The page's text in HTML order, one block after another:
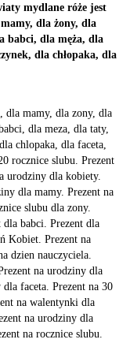
mydlane róże jest
dla żony, dla
babci, dla męża, dla
dla chłopaka, dla
dla mamy, dla zony, dla
dla meza, dla taty,
chlopaka, dla faceta,
rocznice slubu. Prezent
urodziny dla kobiety.
dla mamy. Prezent na
slubu dla zony.
dla babci. Prezent dla
Kobiet. Prezent na
dzien nauczyciela.
na urodziny dla
faceta. Prezent na 30
na walentynki dla
na urodziny dla
na rocznice slubu.